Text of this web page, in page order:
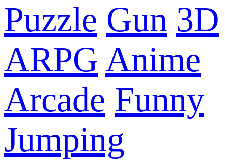
Puzzle Gun 3D
ARPG Anime
Arcade Funny
Jumping